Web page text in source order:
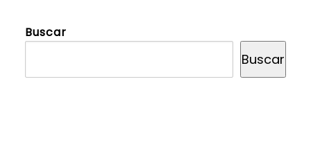
Buscar
Buscar